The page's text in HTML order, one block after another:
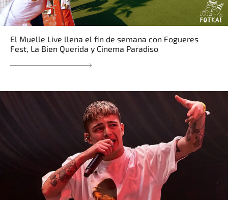
El Muelle Live llena el fin de semana con Fogueres
Fest, La Bien Querida y Cinema Paradiso